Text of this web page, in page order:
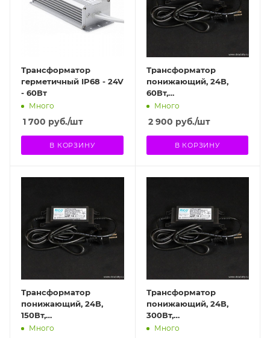
Трансформатор
герметичный IP68 - 24V
- 60Вт
Много
1 700 руб./шт
В КОРЗИНУ
Трансформатор
понижающий, 24В,
60Вт,
влагозащищенный
Много
2 900 руб./шт
В КОРЗИНУ
Трансформатор
понижающий, 24В,
150Вт,
влагозащищенный
Много
Трансформатор
понижающий, 24В,
300Вт,
влагозащищенный
Много